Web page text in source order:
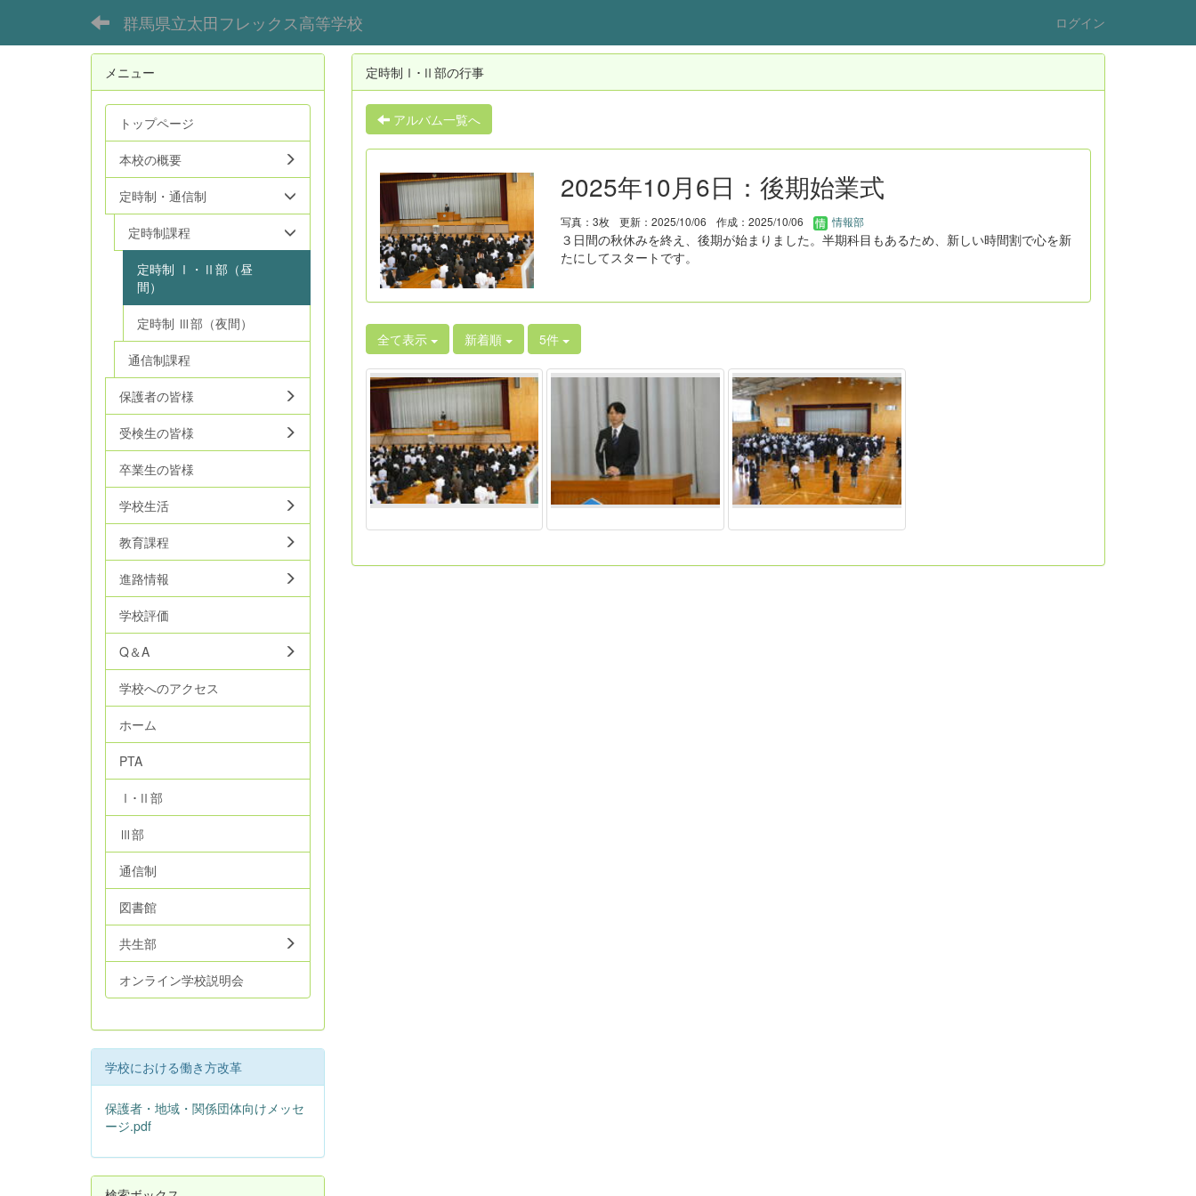
群馬県立太田フレックス高等学校 ログイン
定時制Ⅰ･Ⅱ部の行事
アルバム一覧へ
2025年10月6日：後期始業式
写真：3枚 更新：2025/10/06 作成：2025/10/06 情報部
３日間の秋休みを終え、後期が始まりました。半期科目もあるため、新しい時間割で心を新
たにしてスタートです。
全て表示 新着順 5件
メニュー
トップページ
本校の概要
定時制・通信制
定時制課程
定時制 Ⅰ・Ⅱ部（昼
間）
定時制 Ⅲ部（夜間）
通信制課程
保護者の皆様
受検生の皆様
卒業生の皆様
学校生活
教育課程
進路情報
学校評価
Q＆A
学校へのアクセス
ホーム
PTA
Ⅰ･Ⅱ部
Ⅲ部
通信制
図書館
共生部
オンライン学校説明会
学校における働き方改革
保護者・地域・関係団体向けメッセ
ージ.pdf